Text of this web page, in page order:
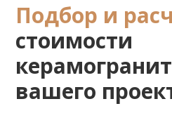
Подбор и
стоимости
вашего